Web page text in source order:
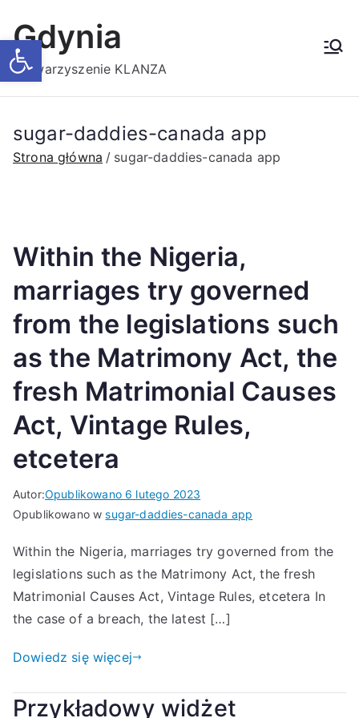
Otwórz pasek narzędzi
do
treściGdynia
Stowarzyszenie KLANZA
sugar-daddies-canada app
Strona główna sugar-daddies-canada app
Within the Nigeria,
marriages try governed
from the legislations such
as the Matrimony Act, the
fresh Matrimonial Causes
Act, Vintage Rules,
etcetera
Autor:Opublikowano 6 lutego 2023
Opublikowano wsugar-daddies-canada app
Within the Nigeria, marriages try governed from the
legislations such as the Matrimony Act, the fresh
Matrimonial Causes Act, Vintage Rules, etcetera In
the case of a breach, the latest […]
Dowiedz się więcej
Przykładowy widżet